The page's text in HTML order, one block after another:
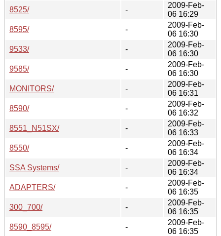
8525/
-
2009-Feb-
06 16:29
8595/
-
2009-Feb-
06 16:30
9533/
-
2009-Feb-
06 16:30
9585/
-
2009-Feb-
06 16:30
MONITORS/
-
2009-Feb-
06 16:31
8590/
-
2009-Feb-
06 16:32
8551_N51SX/
-
2009-Feb-
06 16:33
8550/
-
2009-Feb-
06 16:34
SSA Systems/
-
2009-Feb-
06 16:34
ADAPTERS/
-
2009-Feb-
06 16:35
300_700/
-
2009-Feb-
06 16:35
8590_8595/
-
2009-Feb-
06 16:35